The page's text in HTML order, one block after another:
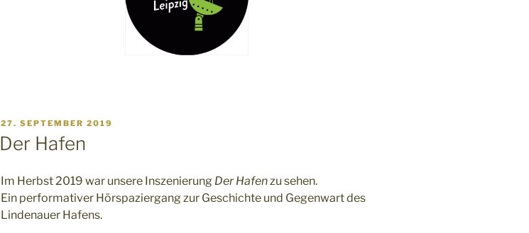
VERÖFFENTLICHT
AM
27. SEPTEMBER 2019
Der Hafen
Im Herbst 2019 war unsere Inszenierung Der Hafenzu sehen.
Ein performativer Hörspaziergang zur Geschichte und Gegenwart des
Lindenauer Hafens.